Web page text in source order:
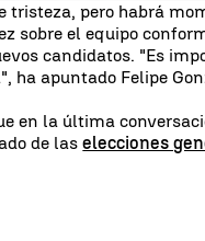
tristeza, pero habrá
sobre el equipo
candidatos. "Es
ha apuntado Felipe
en la última
de laselecciones